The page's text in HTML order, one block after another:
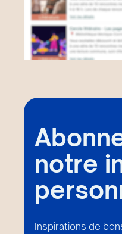
notre
Inspirations de